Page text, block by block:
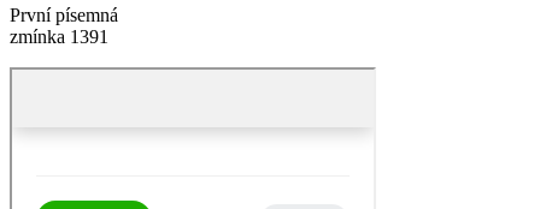
První písemná
zmínka 1391